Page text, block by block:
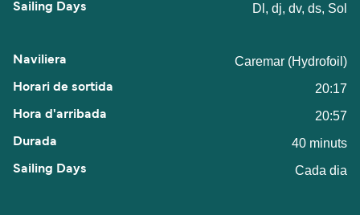
Dl, dj, dv, ds, Sol
Caremar (Hydrofoil)
20:17
20:57
40 minuts
Cada dia